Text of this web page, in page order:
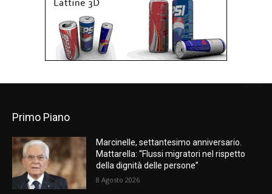
Primo Piano
Marcinelle, settantesimo anniversario.
Mattarella: “Flussi migratori nel rispetto
della dignità delle persone”
8 Agosto 2026